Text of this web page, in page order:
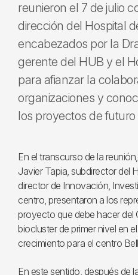
reunieron el 7 de julio
dirección del Hospital
encabezados por la
gerente del HUB y el
para afianzar la
organizaciones y
los proyectos de
En el transcurso de la
Javier Tapia, subdirector del
director de Innovación,
centro, presentaron a los
proyecto que debe hacer del
biocluster de primer nivel en
crecimiento para el centro
En este sentido, después de